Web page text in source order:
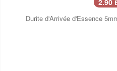
2.90
Durite d'Arrivée d'Essence